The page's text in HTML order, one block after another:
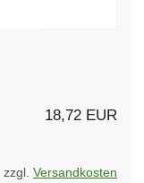
18,72 EUR
Versandkosten